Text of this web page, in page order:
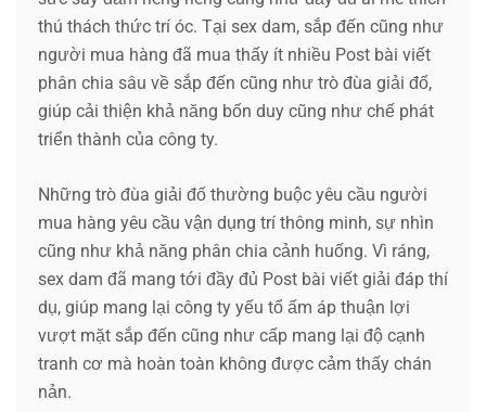
thú thách thức trí óc. Tại sex dam, sắp đến cũng như
người mua hàng đã mua thấy ít nhiều Post bài viết
phân chia sâu về sắp đến cũng như trò đùa giải đố,
giúp cải thiện khả năng bốn duy cũng như chế phát
triển thành của công ty.
Những trò đùa giải đố thường buộc yêu cầu người
mua hàng yêu cầu vận dụng trí thông minh, sự nhìn
cũng như khả năng phân chia cảnh huống. Vì ráng,
sex dam đã mang tới đầy đủ Post bài viết giải đáp thí
dụ, giúp mang lại công ty yếu tổ ấm áp thuận lợi
vượt mặt sắp đến cũng như cấp mang lại độ cạnh
tranh cơ mà hoàn toàn không được cảm thấy chán
nản.